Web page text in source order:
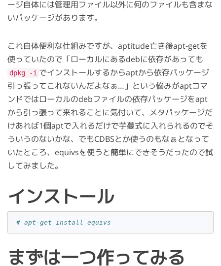
ージ自体には管理用ファイル以外に何のファイルも含まな
いパッケージがあります。
これ自体便利な仕組みですが、aptitude亡き後apt-getを
使っていたので「ローカルにあるdebに依存があっても
dpkg -i でインストールするからaptから依存パッケージ
引っ張ってこれないんだよなぁ…」という悩みがaptコマ
ンドではローカルのdebファイルの依存パッケージをapt
から引っ張って来れることに気付いて、メタパッケージだ
けあれば1個aptで入れるだけで芋蔓式に入れられるのでそ
ういうのないかな、でもCDBSとか使うのもなぁとなって
いたところ、equivsを使うと簡単にできそうだったので試
してみました。
インストール
# apt-get install equivs
まずは一つ作ってみる